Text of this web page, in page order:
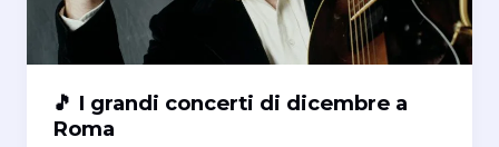
🎵 I grandi concerti di dicembre a
Roma